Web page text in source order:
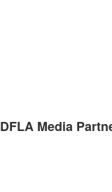
DFLA Media